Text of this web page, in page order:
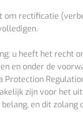
om rectificatie
u heeft het recht
en onder de
Protection
zijn voor het
en dit